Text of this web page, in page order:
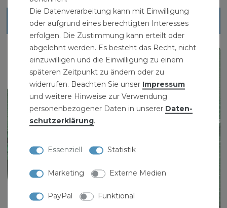
Ähnliche Artikel
Die Datenverarbeitung kann mit Einwilligung
oder aufgrund eines berechtigten Interesses
erfolgen. Die Zustimmung kann erteilt oder
abgelehnt werden. Es besteht das Recht, nicht
einzuwilligen und die Einwilligung zu einem
späteren Zeitpunkt zu ändern oder zu
widerrufen. Beachten Sie unser Impressum
und weitere Hinweise zur Verwendung
personenbezogener Daten in unserer Daten­
schutz­erklärung.
Essenziell Statistik
Marketing Externe Medien
PayPal Funktional